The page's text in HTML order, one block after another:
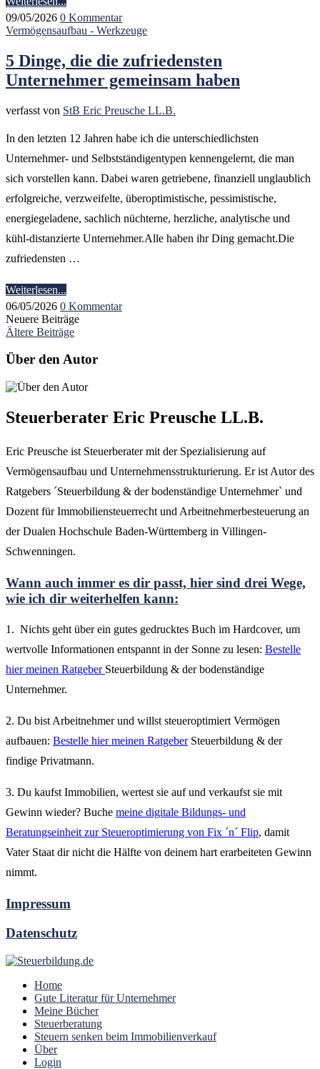
09/05/2026 0 Kommentar
Vermögensaufbau - Werkzeuge
5 Dinge, die die zufriedensten
Unternehmer gemeinsam haben
verfasst von StB Eric Preusche LL.B.
In den letzten 12 Jahren habe ich die unterschiedlichsten
Unternehmer- und Selbstständigentypen kennengelernt, die man
sich vorstellen kann. Dabei waren getriebene, finanziell unglaublich
erfolgreiche, verzweifelte, überoptimistische, pessimistische,
energiegeladene, sachlich nüchterne, herzliche, analytische und
kühl-distanzierte Unternehmer.Alle haben ihr Ding gemacht.Die
zufriedensten …
Weiterlesen...
06/05/2026 0 Kommentar
Neuere Beiträge
Ältere Beiträge
Über den Autor
Steuerberater Eric Preusche LL.B.
Eric Preusche ist Steuerberater mit der Spezialisierung auf
Vermögensaufbau und Unternehmensstrukturierung. Er ist Autor des
Ratgebers ´Steuerbildung & der bodenständige Unternehmer` und
Dozent für Immobiliensteuerrecht und Arbeitnehmerbesteuerung an
der Dualen Hochschule Baden-Württemberg in Villingen-
Schwenningen.
Wann auch immer es dir passt, hier sind drei Wege,
wie ich dir weiterhelfen kann:
1. Nichts geht über ein gutes gedrucktes Buch im Hardcover, um
wertvolle Informationen entspannt in der Sonne zu lesen: Bestelle
hier meinen Ratgeber Steuerbildung & der bodenständige
Unternehmer.
2. Du bist Arbeitnehmer und willst steueroptimiert Vermögen
aufbauen: Bestelle hier meinen RatgeberSteuerbildung & der
findige Privatmann.
3. Du kaufst Immobilien, wertest sie auf und verkaufst sie mit
Gewinn wieder? Buche meine digitale Bildungs- und
Beratungseinheit zur Steueroptimierung von Fix ´n´ Flip, damit
Vater Staat dir nicht die Hälfte von deinem hart erarbeiteten Gewinn
nimmt.
Impressum
Datenschutz
Home
Gute Literatur für Unternehmer
Meine Bücher
Steuerberatung
Steuern senken beim Immobilienverkauf
Über
Login